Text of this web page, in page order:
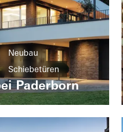
Neubau
Schiebetüren
Deutschland
Paderborn